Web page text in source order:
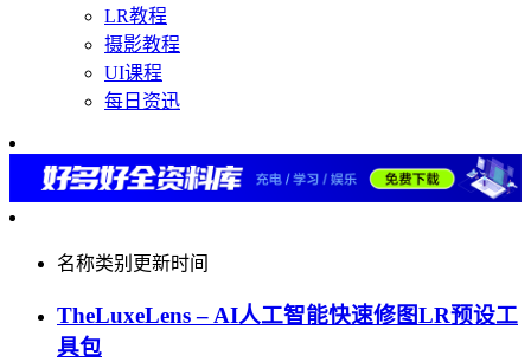
LR教程
摄影教程
UI课程
每日资迅
名称类别 更新时间
TheLuxeLens – AI人工智能快速修图LR预设工
具包